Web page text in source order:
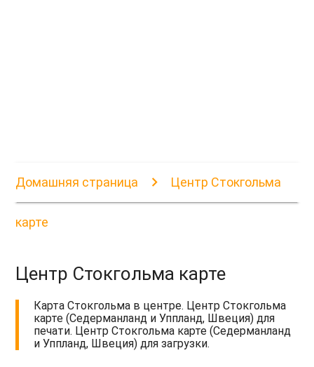
Домашняя страница Центр Стокгольма
карте
Центр Стокгольма карте
Карта Стокгольма в центре. Центр Стокгольма
карте (Седерманланд и Уппланд, Швеция) для
печати. Центр Стокгольма карте (Седерманланд
и Уппланд, Швеция) для загрузки.